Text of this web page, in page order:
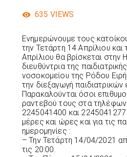
635 VIEWS
Ενημερώνουμε τους
την Τετάρτη 14 Απρίλιου και
Απρίλιου θα βρίσκεται στην
διευθύντρια της
νοσοκομείου της Ρόδου
την διεξαγωγή παιδιατρικών
Παρακαλούνται όσοι
ραντεβού τους στα
2245041400 και 2245041277
μέρες και ώρες και για τις
ημερομηνίες :
– Την Τετάρτη 14/04/2021
τις 20:00.